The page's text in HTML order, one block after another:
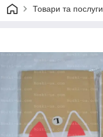
Товари та послуги